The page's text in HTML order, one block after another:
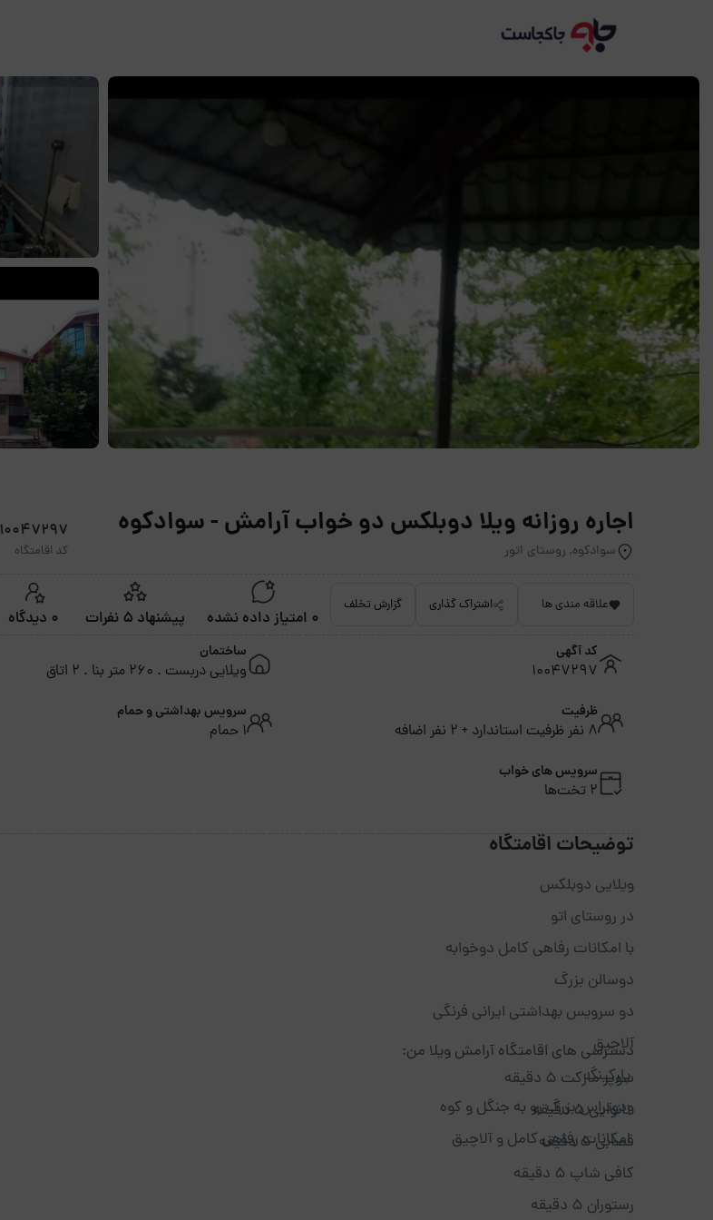
اجاره روزانه ویلا دوبلکس دو خواب آرامش - سوادکوه
سوادکوه, روستای اتور
10047297
کد اقامتگاه
علاقه مندی ها اشتراک گذاری گزارش تخلف
0 امتیاز داده نشده پیشنهاد 5 نفرات 0 دیدگاه
کد آگهی
10047297
ساختمان
ویلایی دربست . 260 متر بنا . 2 اتاق
ظرفیت
8 نفر ظرفیت استاندارد + 2 نفر اضافه
سرویس بهداشتی و حمام
1 حمام
سرویس های خواب
2 تخت‌ها
توضیحات اقامتگاه
ویلایی دوبلکس
در روستای اتو
با امکانات رفاهی کامل دوخوابه
دوسالن بزرگ
دو سرویس بهداشتی ایرانی فرنگی
آلاچیق
پارکینگ
ودوتراس بزرگ رو به جنگل و کوه
امکانات رفاهی کامل و آلاچیق
دسترسی های اقامتگاه آرامش ویلا من:
سوپر مارکت 5 دقیقه
نانوایی 5 دقیقه
قصابی 5 دقیقه
کافی شاپ 5 دقیقه
رستوران 5 دقیقه